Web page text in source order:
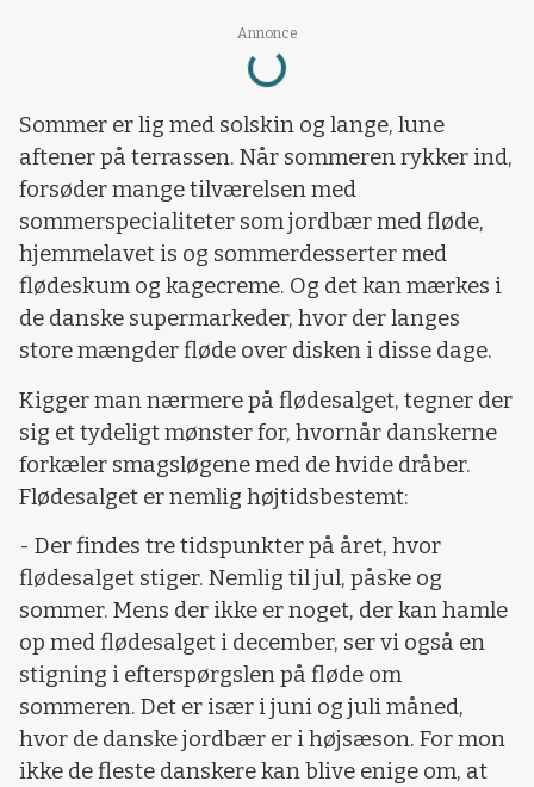
Annonce
Loading...
Sommer er lig med solskin og lange, lune
aftener på terrassen. Når sommeren rykker ind,
forsøder mange tilværelsen med
sommerspecialiteter som jordbær med fløde,
hjemmelavet is og sommerdesserter med
flødeskum og kagecreme. Og det kan mærkes i
de danske supermarkeder, hvor der langes
store mængder fløde over disken i disse dage.
Kigger man nærmere på flødesalget, tegner der
sig et tydeligt mønster for, hvornår danskerne
forkæler smagsløgene med de hvide dråber.
Flødesalget er nemlig højtidsbestemt:
- Der findes tre tidspunkter på året, hvor
flødesalget stiger. Nemlig til jul, påske og
sommer. Mens der ikke er noget, der kan hamle
op med flødesalget i december, ser vi også en
stigning i efterspørgslen på fløde om
sommeren. Det er især i juni og juli måned,
hvor de danske jordbær er i højsæson. For mon
ikke de fleste danskere kan blive enige om, at